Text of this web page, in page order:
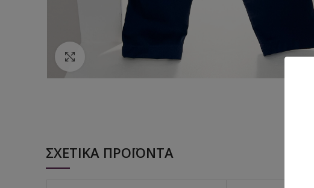
Κάντε κλικ για να μεγεθύνετε
ΣΧΕΤΙΚΆ ΠΡΟΪΌΝΤΑ